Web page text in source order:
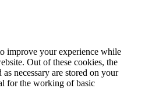
improve your experience while
Out of these cookies, the
necessary are stored on your
for the working of basic